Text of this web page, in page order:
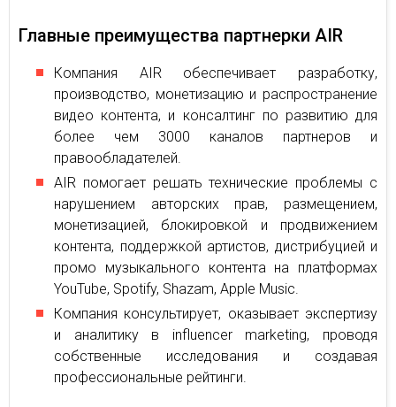
Главные преимущества партнерки AIR
Компания AIR обеспечивает разработку,
производство, монетизацию и распространение
видео контента, и консалтинг по развитию для
более чем 3000 каналов партнеров и
правообладателей.
AIR помогает решать технические проблемы с
нарушением авторских прав, размещением,
монетизацией, блокировкой и продвижением
контента, поддержкой артистов, дистрибуцией и
промо музыкального контента на платформах
YouTube, Spotify, Shazam, Apple Music.
Компания консультирует, оказывает экспертизу
и аналитику в influencer marketing, проводя
собственные исследования и создавая
профессиональные рейтинги.